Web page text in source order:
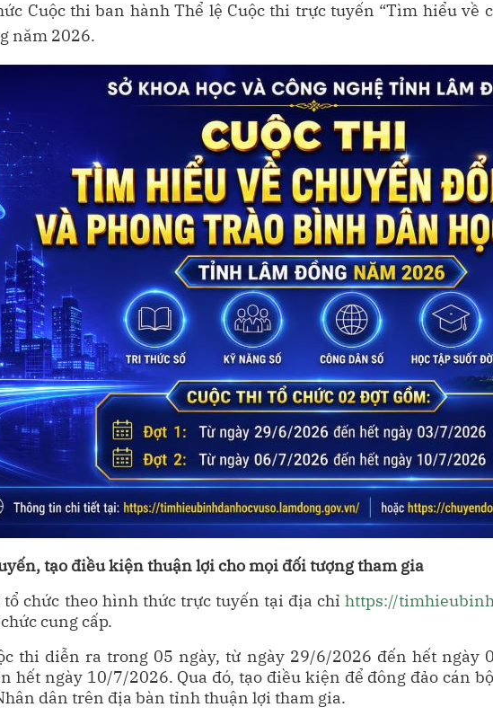
Cuộc thi ban hành Thể lệ Cuộc thi trực tuyến “Tìm hiểu về
năm 2026.
tạo điều kiện thuận lợi cho mọi đối tượng tham gia
tổ chức theo hình thức trực tuyến tại địa chỉhttps://
cung cấp.
thi diễn ra trong 05 ngày, từ ngày 29/6/2026 đến hết
hết ngày 10/7/2026. Qua đó, tạo điều kiện để đông đảo cán
dân trên địa bàn tỉnh thuận lợi tham gia.